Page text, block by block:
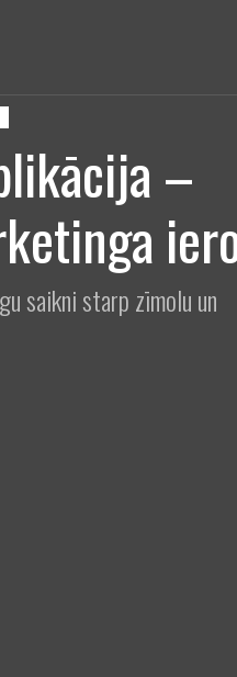
–
saikni starp zīmolu un